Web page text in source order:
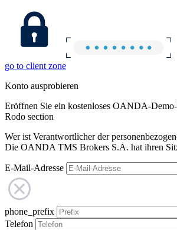
go to client zone
Konto ausprobieren
Eröffnen Sie ein kostenloses OANDA-
Rodo section
Wer ist Verantwortlicher der
Die OANDA TMS Brokers S.A. hat ihren
E-Mail-Adresse
phone_prefix
Telefon